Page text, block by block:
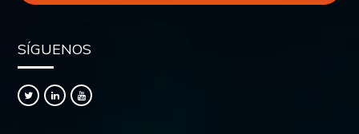
SÍGUENOS